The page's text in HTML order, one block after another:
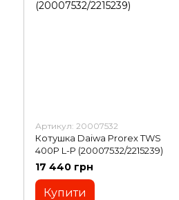
Артикул: 20007532
Котушка Daiwa Prorex TWS
400P L-P (20007532/2215239)
17 440 грн
Купити